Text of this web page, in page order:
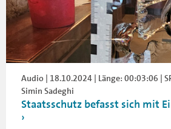
Audio | 18.10.2024 | Länge: 00:03:06 |
Simin Sadeghi
Staatsschutz befasst sich mit